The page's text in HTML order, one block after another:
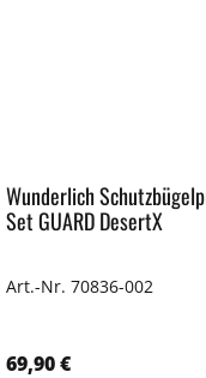
Wunderlich
Set GUARD DesertX
Art.-Nr. 70836-002
69,90 €